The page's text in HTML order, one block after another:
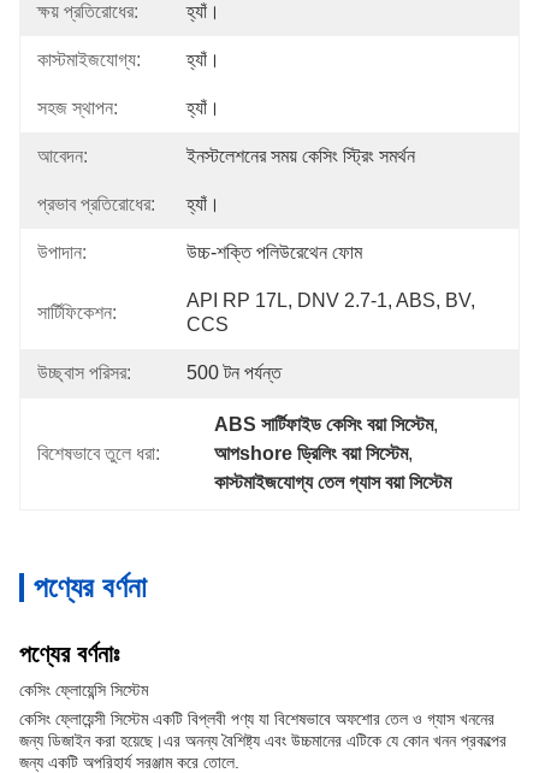
ক্ষয় প্রতিরোধের: হ্যাঁ।
কাস্টমাইজযোগ্য: হ্যাঁ।
সহজ স্থাপন: হ্যাঁ।
আবেদন: ইনস্টলেশনের সময় কেসিং স্ট্রিং সমর্থন
প্রভাব প্রতিরোধের: হ্যাঁ।
উপাদান: উচ্চ-শক্তি পলিউরেথেন ফোম
সার্টিফিকেশন:
API RP 17L, DNV 2.7-1, ABS, BV,
CCS
উচ্ছ্বাস পরিসর: 500 টন পর্যন্ত
বিশেষভাবে তুলে ধরা:
ABS সার্টিফাইড কেসিং বয়া সিস্টেম,
আপshore ড্রিলিং বয়া সিস্টেম,
কাস্টমাইজযোগ্য তেল গ্যাস বয়া সিস্টেম
পণ্যের বর্ণনা
পণ্যের বর্ণনাঃ
কেসিং ফ্লোয়েন্সি সিস্টেম
কেসিং ফ্লোয়েন্সী সিস্টেম একটি বিপ্লবী পণ্য যা বিশেষভাবে অফশোর তেল ও গ্যাস খননের
জন্য ডিজাইন করা হয়েছে।এর অনন্য বৈশিষ্ট্য এবং উচ্চমানের এটিকে যে কোন খনন প্রকল্পের
জন্য একটি অপরিহার্য সরঞ্জাম করে তোলে.